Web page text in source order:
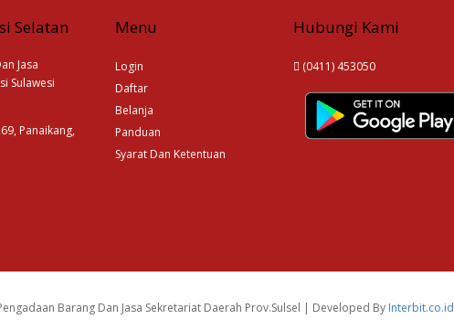
Selatan
Jasa
Sulawesi
Panaikang,
Menu
Login
Daftar
Belanja
Panduan
Syarat Dan Ketentuan
Hubungi Kami
(0411) 453050
Barang Dan Jasa Sekretariat Daerah Prov.Sulsel | Developed By Interbit.co.id